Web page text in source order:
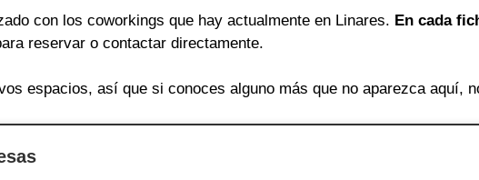
con los coworkings que hay actualmente en Linares. En cada
reservar o contactar directamente.
espacios, así que si conoces alguno más que no aparezca aquí,